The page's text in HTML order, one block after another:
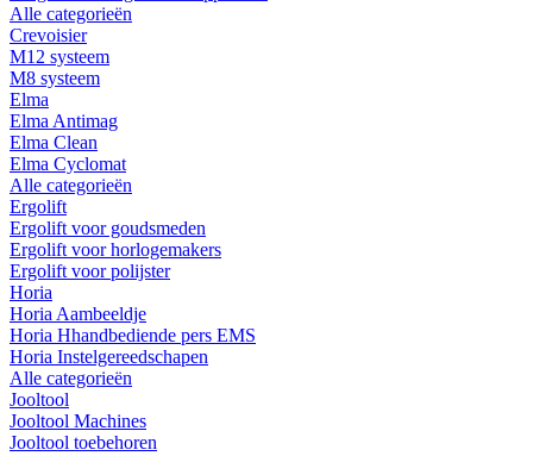
Alle categorieën
Crevoisier
M12 systeem
M8 systeem
Elma
Elma Antimag
Elma Clean
Elma Cyclomat
Alle categorieën
Ergolift
Ergolift voor goudsmeden
Ergolift voor horlogemakers
Ergolift voor polijster
Horia
Horia Aambeeldje
Horia Hhandbediende pers EMS
Horia Instelgereedschapen
Alle categorieën
Jooltool
Jooltool Machines
Jooltool toebehoren